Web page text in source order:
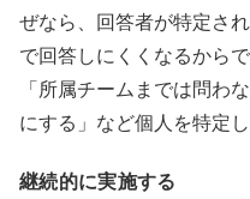
ぜなら、回答者が特定さ
で回答しにくくなるから
「所属チームまでは問わ
にする」など個人を特定
継続的に実施する